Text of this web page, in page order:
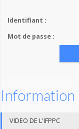
Identifiant :
Mot de passe :
Information
VIDEO DE L'IFPPC